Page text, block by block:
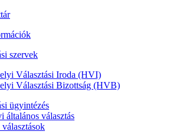
szervek
Választási Iroda (HVI)
Választási Bizottság (HVB)
ügyintézés
általános választás